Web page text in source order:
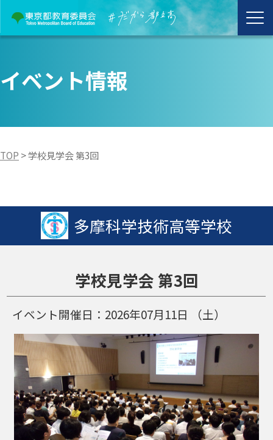
イベント情報
TOP >学校見学会 第3回
多摩科学技術高等学校
学校見学会 第3回
イベント開催日： 2026年07月11日 （土）